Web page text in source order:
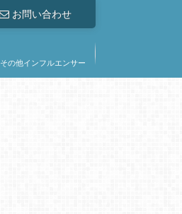
お問い合わせ
その他インフルエンサー